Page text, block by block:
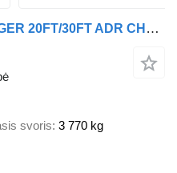
Van Hool 3-ASSIGE OPLEGGER 20FT/30FT ADR CHASSIS / galvanized / BPW DRUM
svoris 3 770 kg